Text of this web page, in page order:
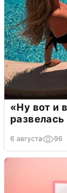
«Ну вот и
6 августа 96